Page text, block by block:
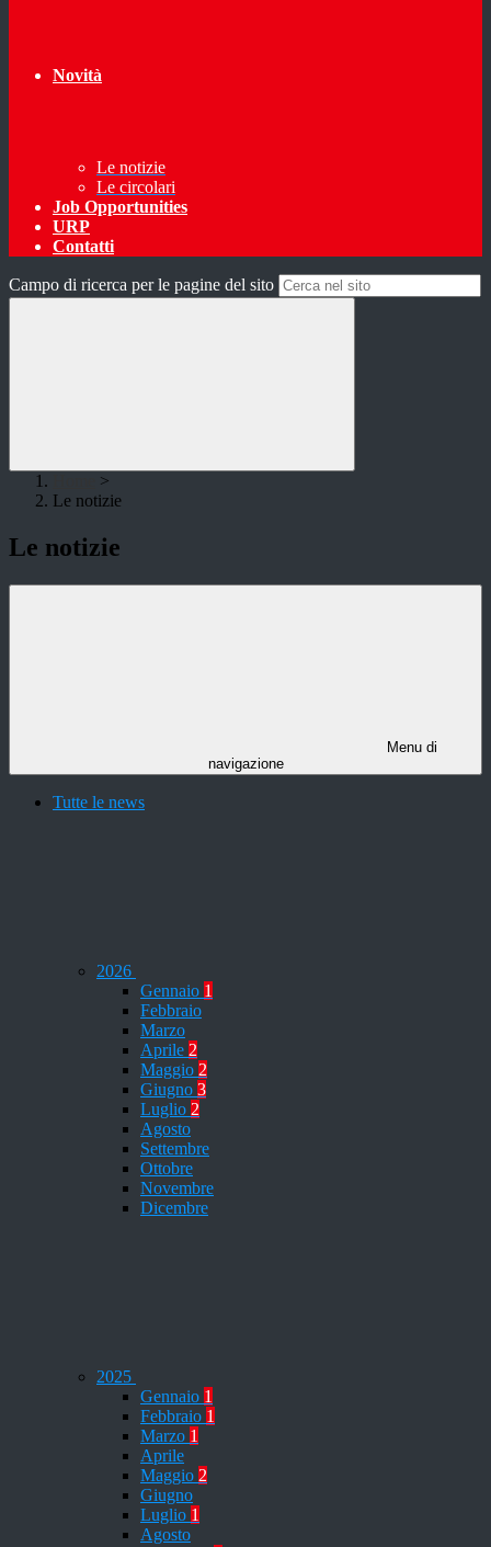
Novità
Le notizie
Le circolari
Job Opportunities
URP
Contatti
Campo di ricerca per le pagine del sito
>
Le notizie
Le notizie
Menu di
navigazione
Tutte le news
2026
Gennaio 1
Febbraio
Marzo
Aprile 2
Maggio 2
Giugno 3
Luglio 2
Agosto
Settembre
Ottobre
Novembre
Dicembre
2025
Gennaio 1
Febbraio 1
Marzo 1
Aprile
Maggio 2
Giugno
Luglio 1
Agosto